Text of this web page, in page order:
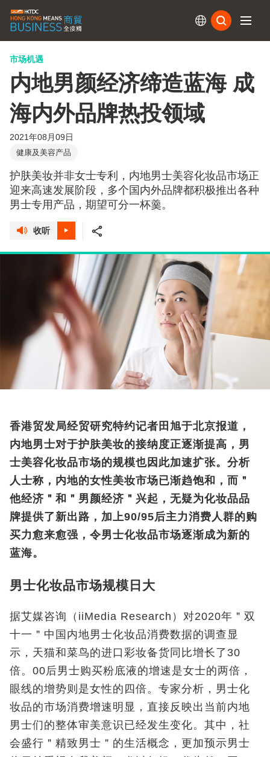
市场机遇
内地男颜经济缔造蓝海 成
海内外品牌热投领域
2021年08月09日
健康及美容产品
护肤美妆并非女士专利，内地男士美容化妆品市场正
迎来高速发展阶段，多个国内外品牌都积极推出各种
男士专用产品，期望可分一杯羹。
收听
香港贸发局经贸研究特约记者田旭于北京报道，
内地男士对于护肤美妆的接纳度正逐渐提高，男
士美容化妆品市场的规模也因此加速扩张。分析
人士称，内地的女性美妆市场已渐趋饱和，而＂
他经济＂和＂男颜经济＂兴起，无疑为化妆品品
牌提供了新出路，加上90/95后主力消费人群的购
买力愈来愈强，令男士化妆品市场逐渐成为新的
蓝海。
男士化妆品市场规模日大
据艾媒咨询（iiMedia Research）对2020年＂双
十一＂中国内地男士化妆品消费数据的调查显
示，天猫和菜鸟的进口彩妆备货同比增长了30
倍。00后男士购买粉底液的增速是女士的两倍，
眼线的增势则是女性的四倍。专家分析，男士化
妆品的市场消费增速明显，直接反映出当前内地
男士们的整体审美意识已经发生变化。其中，社
会盛行＂精致男士＂的生活概念，更加预示男士